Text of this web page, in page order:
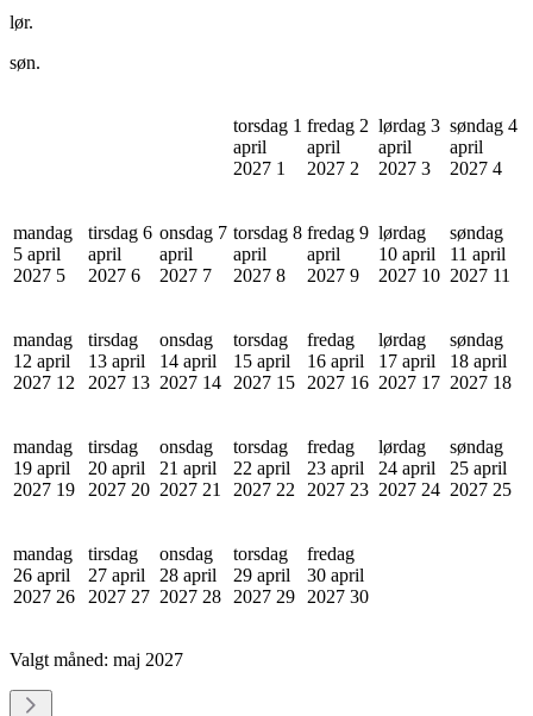
lør.
søn.
torsdag 1
april
2027 1
fredag 2
april
2027 2
lørdag 3
april
2027 3
søndag 4
april
2027 4
mandag
5 april
2027 5
tirsdag 6
april
2027 6
onsdag 7
april
2027 7
torsdag 8
april
2027 8
fredag 9
april
2027 9
lørdag
10 april
2027 10
søndag
11 april
2027 11
mandag
12 april
2027 12
tirsdag
13 april
2027 13
onsdag
14 april
2027 14
torsdag
15 april
2027 15
fredag
16 april
2027 16
lørdag
17 april
2027 17
søndag
18 april
2027 18
mandag
19 april
2027 19
tirsdag
20 april
2027 20
onsdag
21 april
2027 21
torsdag
22 april
2027 22
fredag
23 april
2027 23
lørdag
24 april
2027 24
søndag
25 april
2027 25
mandag
26 april
2027 26
tirsdag
27 april
2027 27
onsdag
28 april
2027 28
torsdag
29 april
2027 29
fredag
30 april
2027 30
Valgt måned: maj 2027